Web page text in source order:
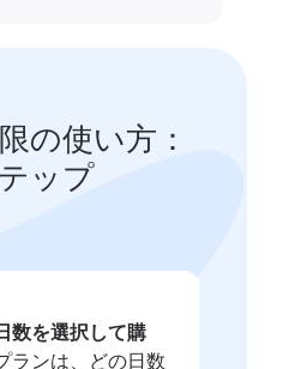
の使い方：
ップ
数を選択して購
ランは、どの日数